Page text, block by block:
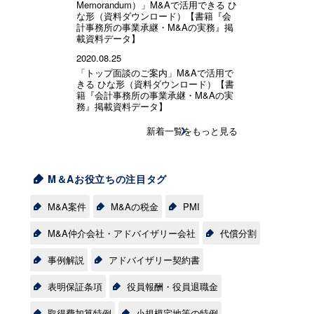
Memorandum）」M&Aで活用できる ひ
な形（資料ダウンロード）【書籍『会
計事務所の事業承継・M&Aの実務』掲
載資料データ】
2020.08.25
「トップ面談のご案内」M&Aで活用で
きる ひな形（資料ダウンロード）【書
籍『会計事務所の事業承継・M&Aの実
務』掲載資料データ】
新着一覧をもっと見る
M＆Aお役立ちの注目タグ
M&A案件 M&Aの税金
PMI
M&A仲介会社・アドバイザリー会社
代償分割
事例解説
アドバイザリー契約書
表明保証条項
役員報酬・役員退職金